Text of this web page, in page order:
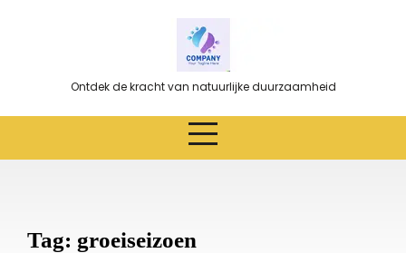
Ontdek de kracht van natuurlijke duurzaamheid
Tag: groeiseizoen